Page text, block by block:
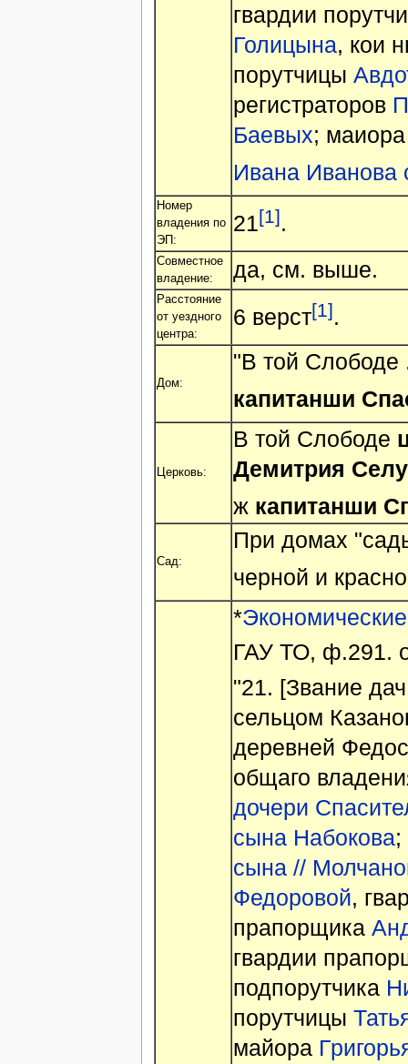
гвардии
Голицына, кои
порутчицы
регистраторов
Баевых;
Ивана Иванова
Номер
владения по
ЭП:
21[1].
Совместное
владение:
да, см. выше.
Расстояние
от уездного
центра:
6 верст[1].
Дом:
"В той Слободе
капитанши
Церковь:
В той Слободе
Демитрия
ж капитанши
Сад:
При домах
черной и
*
ГАУ ТО, ф.291.
"21. [Звание
сельцом
деревней
общаго
дочери
сына Набокова;
сына //
Федоровой,
прапорщика
гвардии
подпорутчика
порутчицы
майора